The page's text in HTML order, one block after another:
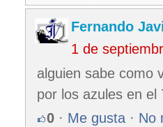
Fernando
1 de
alguien sabe como
por los azules en el
0 · Me gusta · No